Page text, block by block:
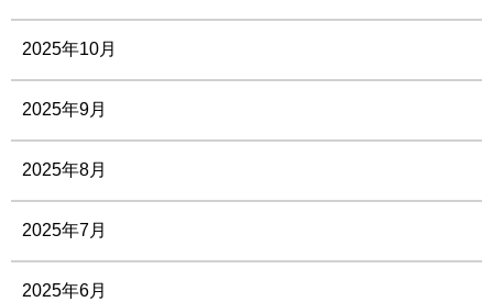
2025年10月
2025年9月
2025年8月
2025年7月
2025年6月